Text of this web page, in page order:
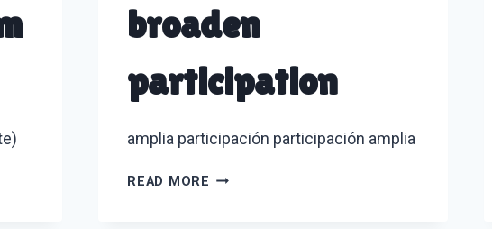
broaden
participation
amplia participación participación amplia
READ MORE BROADEN